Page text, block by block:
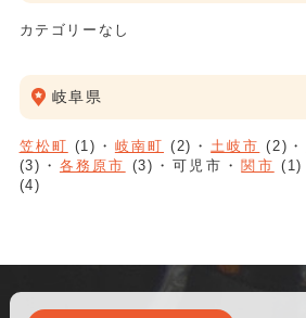
カテゴリーなし
岐阜県
笠松町 (1) 岐南町 (2) 土岐市 (2)
(3)
各務原市 (3) 可児市 関市 (1)
(4)